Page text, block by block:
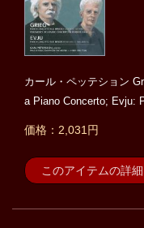
カール・ペッテション
a Piano Concerto; Evju:
価格：2,031円
このアイテムの詳